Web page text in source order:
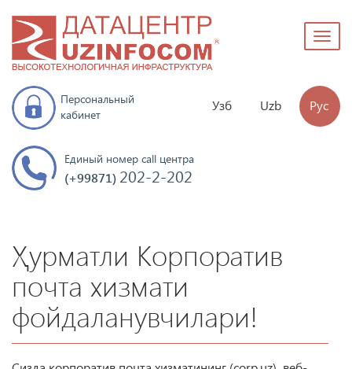
Узб Uzb Рус
Персональный
кабинет
Единый номер call центра
(+99871) 202-2-202
Ҳурматли Корпоратив
почта хизмати
фойдаланувчилари!